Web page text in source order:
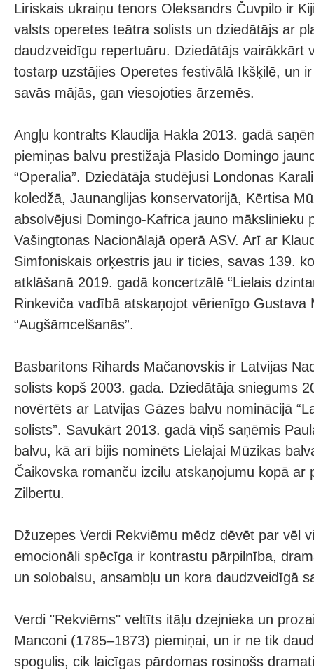
Liriskais ukraiņu tenors Oleksandrs Čuvpilo ir
valsts operetes teātra solists un dziedātājs ar
daudzveidīgu repertuāru. Dziedātājs vairākkārt
tostarp uzstājies Operetes festivālā Ikšķilē, un
savās mājās, gan viesojoties ārzemēs.
Angļu kontralts Klaudija Hakla 2013. gadā
piemiņas balvu prestižajā Plasido Domingo
“Operalia”. Dziedātāja studējusi Londonas
koledžā, Jaunanglijas konservatorijā, Kērtisa
absolvējusi Domingo-Kafrica jauno mākslinieku
Vašingtonas Nacionālajā operā ASV. Arī ar
Simfoniskais orķestris jau ir ticies, savas 139.
atklāšanā 2019. gadā koncertzālē “Lielais
Rinkeviča vadībā atskaņojot vērienīgo Gustava
“Augšāmcelšanās”.
Basbaritons Rihards Mačanovskis ir Latvijas
solists kopš 2003. gada. Dziedātāja sniegums
novērtēts ar Latvijas Gāzes balvu nominācijā
solists”. Savukārt 2013. gadā viņš saņēmis
balvu, kā arī bijis nominēts Lielajai Mūzikas
Čaikovska romanču izcilu atskaņojumu kopā ar
Zilbertu.
Džuzepes Verdi Rekviēmu mēdz dēvēt par vēl
emocionāli spēcīga ir kontrastu pārpilnība,
un solobalsu, ansambļu un kora daudzveidīgā
Verdi "Rekviēms" veltīts itāļu dzejnieka un
Manconi (1785–1873) piemiņai, un ir ne tik
spogulis, cik laicīgas pārdomas rosinošs